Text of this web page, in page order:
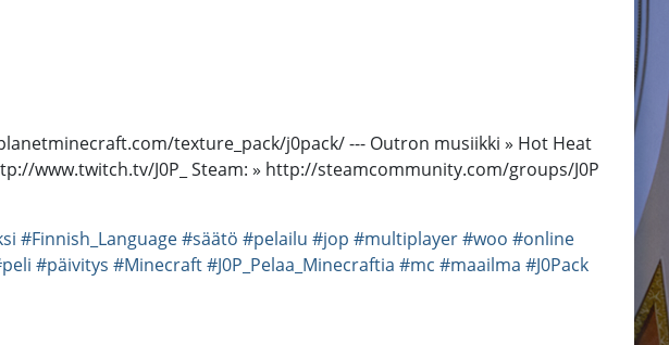
texture_pack/j0pack/ --- Outron musiikki » Hot Heat
www.twitch.tv/J0P_ Steam: » http://steamcommunity.com/groups/J0P
#Finnish_Language#säätö #pelailu #jop #multiplayer#woo #online
#päivitys #Minecraft#J0P_Pelaa_Minecraftia #mc #maailma #J0Pack